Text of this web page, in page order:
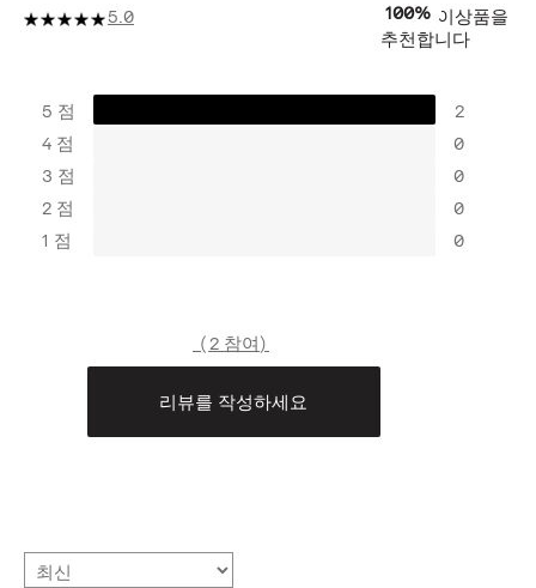
5.0
2 참여
리뷰를 작성하세요
100% 이상품을
추천합니다
5 점
2
4 점
0
3 점
0
2 점
0
1 점
0